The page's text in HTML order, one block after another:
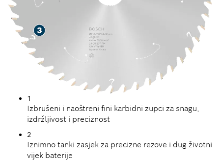
1
Izbrušeni i naoštreni fini karbidni zupci za snagu,
izdržljivost i preciznost
2
Iznimno tanki zasjek za precizne rezove i dug životni
vijek baterije